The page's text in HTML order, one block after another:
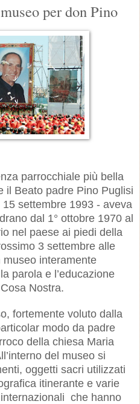
per don Pino
parrocchiale più bella
il Beato padre Pino Puglisi
settembre 1993 - aveva
dal 1° ottobre 1970 al
nel paese ai piedi della
3 settembre alle
interamente
parola e l’educazione
Nostra.
fortemente voluto dalla
modo da padre
della chiesa Maria
del museo si
oggetti sacri utilizzati
itinerante e varie
che hanno